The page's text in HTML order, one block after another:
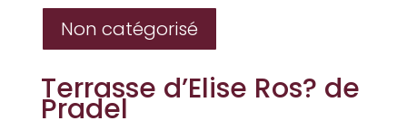
Non catégorisé
Terrasse d’Elise Ros? de
Pradel